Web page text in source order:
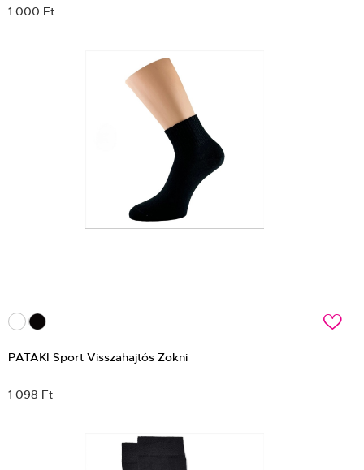
1 000 Ft
c
PATAKI Sport Visszahajtós Zokni
1 098 Ft